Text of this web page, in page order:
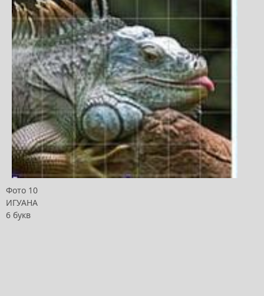
Фото 10
ИГУАНА
6 букв